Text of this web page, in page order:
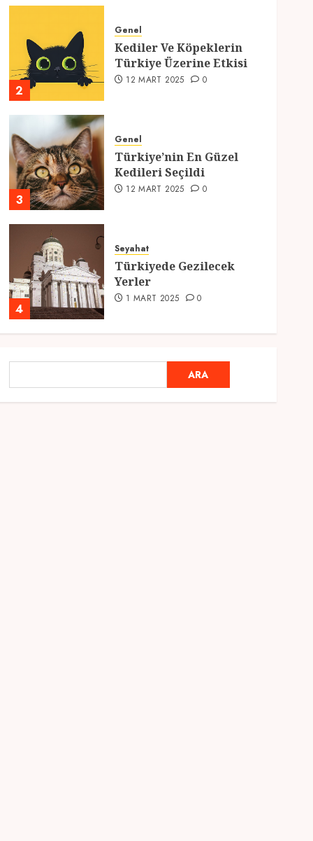
2
Genel
Kediler Ve Köpeklerin
Türkiye Üzerine Etkisi
12 MART 2025 0
3
Genel
Türkiye’nin En Güzel
Kedileri Seçildi
12 MART 2025 0
4
Seyahat
Türkiyede Gezilecek
Yerler
1 MART 2025 0
Ramazan Ayı 2025:
Manevi Atmosfer ve Özel
Hazırlıklar
ARA